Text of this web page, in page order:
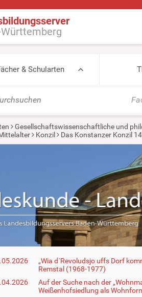
& Schularten
Gesellschaftswissenschaftliche und
Konzil Das Konstanzer Konzil
„Wia d´Revoludsjo uffs Dorf
Remstal (1968-1977)
Auf der Suche nach der
Weißenhofsiedlung als